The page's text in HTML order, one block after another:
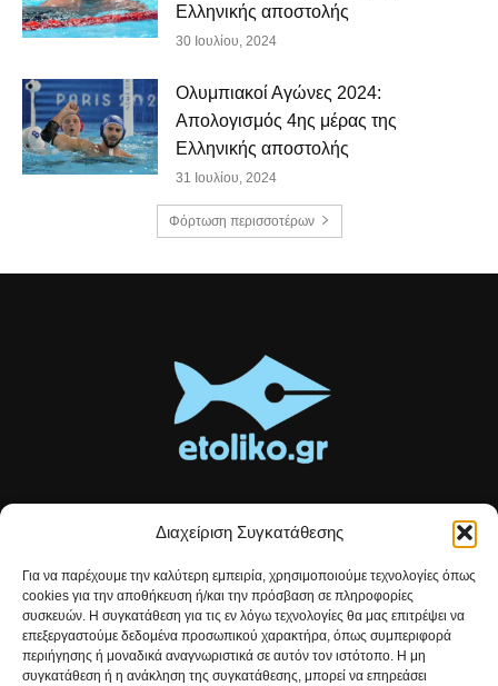
Διαχείριση Συγκατάθεσης
Για να παρέχουμε την καλύτερη εμπειρία, χρησιμοποιούμε τεχνολογίες όπως
cookies για την αποθήκευση ή/και την πρόσβαση σε πληροφορίες
συσκευών. Η συγκατάθεση για τις εν λόγω τεχνολογίες θα μας επιτρέψει να
επεξεργαστούμε δεδομένα προσωπικού χαρακτήρα, όπως συμπεριφορά
περιήγησης ή μοναδικά αναγνωριστικά σε αυτόν τον ιστότοπο. Η μη
συγκατάθεση ή η ανάκληση της συγκατάθεσης, μπορεί να επηρεάσει
Ελληνικής αποστολής
30 Ιουλίου, 2024
Ολυμπιακοί Αγώνες 2024:
Απολογισμός 4ης μέρας της
Ελληνικής αποστολής
31 Ιουλίου, 2024
Φόρτωση περισσοτέρων
Τοπικές ειδήσεις, αναλύσεις και ιστορίες από το Αιτωλικό
Αρθρογραφία που συνδέει, εμπνέει και ενημερώνει.
Επικοινωνήστε μαζί μας:etolikogr@gmail.com